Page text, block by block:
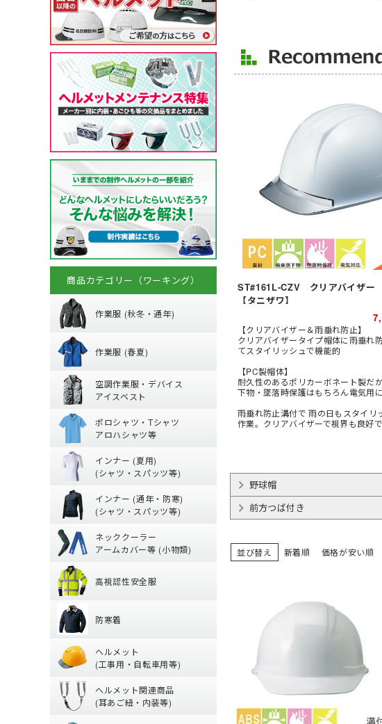
アイスベスト・水冷服
水冷服
ポロシャツ・Tシャツ等
アロハシャツ
小物
サポーター
特徴・機能
防災用・消防用
特徴・用途から探す
運輸・物流業
メーカー・おすすめ業種か
ら探す
チトセ(arbe)
ST#161L-CZV クリアバイザー
【タニザワ】
【クリアバイザー＆雨垂れ防止】
クリアバイザータイプ帽体に雨垂れ
てスタイリッシュで機能的
【PC製帽体】
耐久性のあるポリカーボネート製だ
下物・墜落時保護はもちろん電気用
雨垂れ防止溝付で 雨の日もスタイリ
作業。クリアバイザーで視界も良好で
野球帽
前方つば付き
並び替え 新着順 価格が安い順
商品カテゴリー（ワーキング）
作業服 (秋冬・通年)
秋冬・通年作業着
(秋冬・通年) ジャケット
(秋冬・通年) 上下セット
(秋冬・通年) つなぎ
トレーナー
作業服 (春夏)
春夏作業着
【特集】春夏作業服
(春夏) パンツ・スラックス
(春夏) デニム作業着
鳶服
空調作業服・デバイス
アイスベスト
空調作業服服 (ファン・バッテ
空調ベスト
空調ブルゾン (長袖)
バッテリー
ペルチェベスト・冷却作業着
ポロシャツ・Tシャツ
アロハシャツ等
ポロシャツ・Tシャツ・アロハシ
アロハシャツ
ジップアップシャツ (長袖)
インナー (夏用)
(シャツ・スパッツ等)
【特集】夏用インナー
(夏用) 長袖シャツ
丈)
インナー (通年・防寒)
(シャツ・スパッツ等)
通年・防寒インナー
(通年) 長袖シャツ
(冬用) インナー
ネッククーラー
アームカバー等 (小物類)
ネッククーラー・アームカバー等
【特集】熱中症対策グッズ
ヘッドキャップ
帽子・キャップ
高視認性安全服
高視認性安全服
【特集】高視認性安全服
パンツ
腿ポケット有ズボン
防寒着
防寒ジャンパー
防寒ベスト
防寒パンツ
防寒シャツ
防寒インナー
ヘルメット
(工事用・自転車用等)
ヘルメット (工事用・乗車用等)
クリアバイザータイプ
前方つば付き
MPタイプ (つばなし)
ヘルメット関連商品
(耳あご紐・内装等)
ヘルメット関連商品
耳紐・あご紐
安全靴・作業靴